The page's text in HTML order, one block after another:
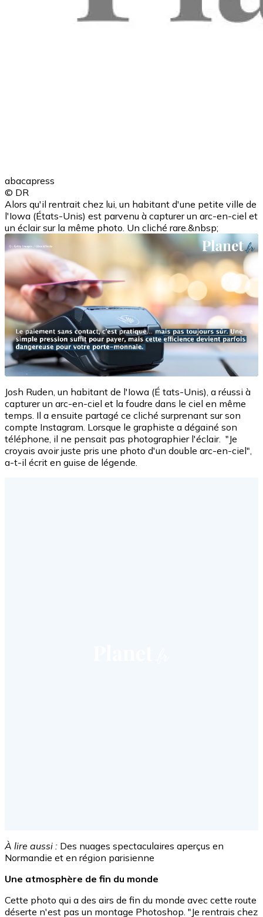
abacapress
© DR
Alors qu'il rentrait chez lui, un habitant d'une petite ville de
l'Iowa (États-Unis) est parvenu à capturer un arc-en-ciel et
un éclair sur la même photo. Un cliché rare.&nbsp;
Josh Ruden, un habitant de l'Iowa (É tats-Unis), a réussi à
capturer un arc-en-ciel et la foudre dans le ciel en même
temps. Il a ensuite partagé ce cliché surprenant sur son
compte Instagram. Lorsque le graphiste a dégainé son
téléphone, il ne pensait pas photographier l'éclair. "Je
croyais avoir juste pris une photo d'un double arc-en-ciel",
a-t-il écrit en guise de légende.
À lire aussi : Des nuages spectaculaires aperçus en
Normandie et en région parisienne
Une atmosphère de fin du monde
Cette photo qui a des airs de fin du monde avec cette route
déserte n'est pas un montage Photoshop. "Je rentrais chez